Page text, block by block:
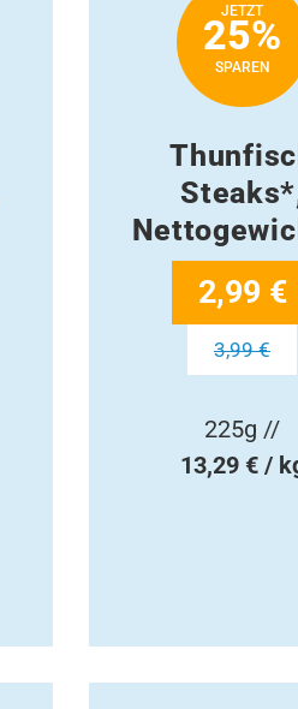
JETZT
25%
SPAREN
2,99 €
3,99 €
225g //
13,29 € /